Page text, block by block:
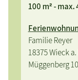
100 m² - max.
Familie Reyer
18375 Wieck
Müggenberg 10